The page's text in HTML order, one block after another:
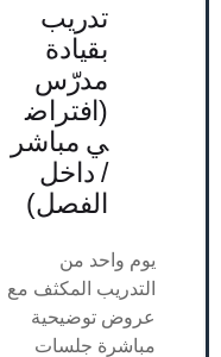
تدريب
بقيادة
مدرّس
(افتراض
ي مباشر
/ داخل
الفصل)
يوم واحد من
التدريب المكثف مع
عروض توضيحية
مباشرة جلسات